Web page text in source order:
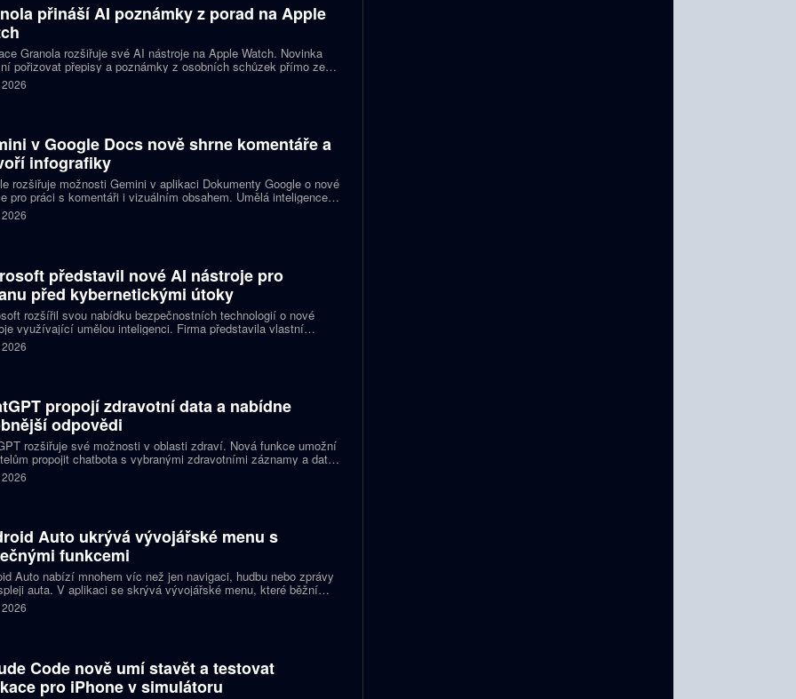
přináší AI poznámky z porad na Apple
Granola rozšiřuje své AI nástroje na Apple Watch. Novinka
pořizovat přepisy a poznámky z osobních schůzek přímo ze
aniž by uživatel musel vytahovat telefon nebo otevírat
Firma tím navazuje na své aplikace pro Mac a iPhone a
v Google Docs nově shrne komentáře a
infografiky
rozšiřuje možnosti Gemini v aplikaci Dokumenty Google o nové
pro práci s komentáři i vizuálním obsahem. Umělá inteligence
s orientací v dlouhých diskusích, navrhne odpovědi a dokáže
v dokumentu vytvářet obrázky, diagramy nebo infografiky.
představil nové AI nástroje pro
před kybernetickými útoky
rozšířil svou nabídku bezpečnostních technologií o nové
využívající umělou inteligenci. Firma představila vlastní
model MAI-Cyber-1 Flash i platformu Project Perception,
organizacím pomoci rychleji odhalovat zranitelnosti a
propojí zdravotní data a nabídne
odpovědi
rozšiřuje své možnosti v oblasti zdraví. Nová funkce umožní
propojit chatbota s vybranými zdravotními záznamy a daty
Apple Health. Díky tomu dokáže lépe chápat zdravotní
konkrétního člověka a nabídnout odpovědi, které vycházejí z
Auto ukrývá vývojářské menu s
funkcemi
Auto nabízí mnohem víc než jen navigaci, hudbu nebo zprávy
auta. V aplikaci se skrývá vývojářské menu, které běžní
většinou nikdy neotevřou. Přitom zpřístupní několik
která mohou usnadnit každodenní používání nebo nabídnout
Code nově umí stavět a testovat
pro iPhone v simulátoru